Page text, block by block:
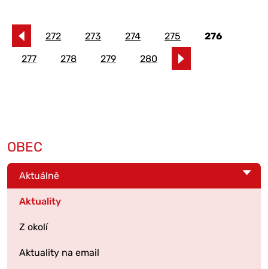
272 273 274 275
276
277
278 279 280
OBEC
Aktuálně
Aktuality
Z okolí
Aktuality na email